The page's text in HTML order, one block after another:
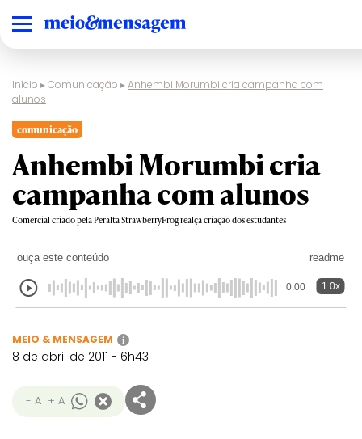
Início ▸Comunicação ▸Anhembi Morumbi cria campanha com
alunos
comunicação
Anhembi Morumbi cria
campanha com alunos
Comercial criado pela Peralta StrawberryFrog realça criação dos estudantes
ouça este conteúdo readme
0:00 1.0x
MEIO & MENSAGEM i
8 de abril de 2011 - 6h43
- A + A